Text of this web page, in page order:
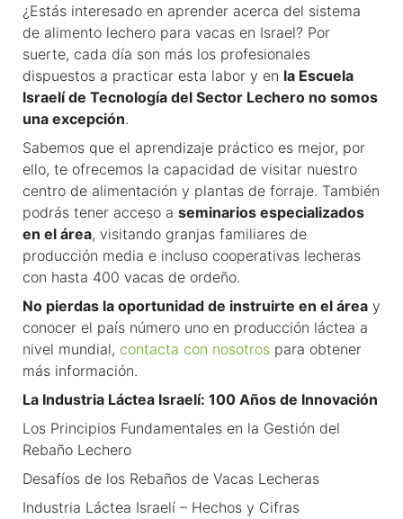
¿Estás interesado en aprender acerca del sistema
de alimento lechero para vacas en Israel? Por
suerte, cada día son más los profesionales
dispuestos a practicar esta labor y en la Escuela
Israelí de Tecnología del Sector Lechero no somos
una excepción.
Sabemos que el aprendizaje práctico es mejor, por
ello, te ofrecemos la capacidad de visitar nuestro
centro de alimentación y plantas de forraje. También
podrás tener acceso a seminarios especializados
en el área, visitando granjas familiares de
producción media e incluso cooperativas lecheras
con hasta 400 vacas de ordeño.
No pierdas la oportunidad de instruirte en el área y
conocer el país número uno en producción láctea a
nivel mundial, contacta con nosotros para obtener
más información.
La Industria Láctea Israelí: 100 Años de Innovación
Los Principios Fundamentales en la Gestión del
Rebaño Lechero
Desafíos de los Rebaños de Vacas Lecheras
Industria Láctea Israelí – Hechos y Cifras